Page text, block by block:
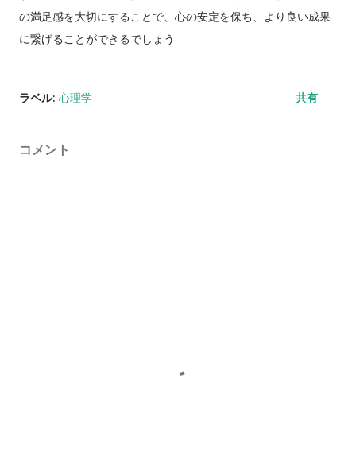
の満足感を大切にすることで、心の安定を保ち、より良い成果
に繋げることができるでしょう
ラベル: 心理学 共有
コメント